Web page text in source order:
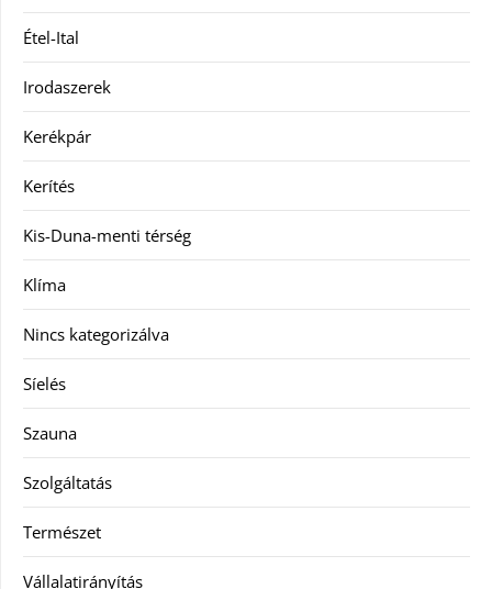
Étel-Ital
Irodaszerek
Kerékpár
Kerítés
Kis-Duna-menti térség
Klíma
Nincs kategorizálva
Síelés
Szauna
Szolgáltatás
Természet
Vállalatirányítás